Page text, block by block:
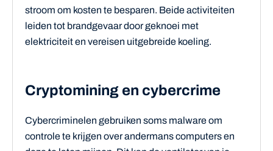
stroom om kosten te besparen. Beide activiteiten
leiden tot brandgevaar door geknoei met
elektriciteit en vereisen uitgebreide koeling.
Cryptomining en cybercrime
Cybercriminelen gebruiken soms malware om
controle te krijgen over andermans computers en